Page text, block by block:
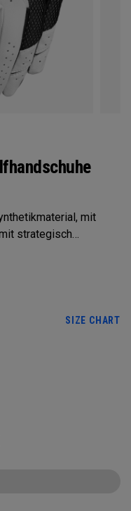
mit
strategisch
für Tragekomfort
SIZE CHART